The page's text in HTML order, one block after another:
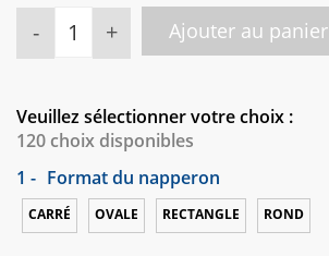
- + Ajouter au panier
Veuillez sélectionner votre choix :
120 choix disponibles
1 - Format du napperon
CARRÉ OVALE RECTANGLE ROND